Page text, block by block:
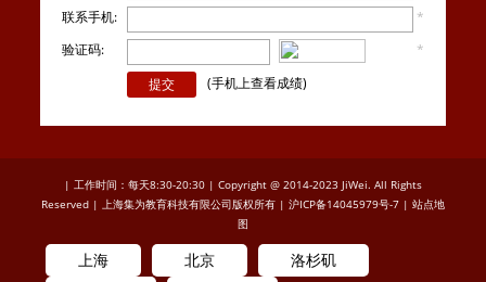
联系手机:
*
验证码:
清楚？
*
(手机上查看成绩)
| 工作时间：每天8:30-20:30 | Copyright @ 2014-2023 JiWei. All Rights
Reserved | 上海集为教育科技有限公司版权所有 | 沪ICP备14045979号-7 | 站点地
图
上海 北京
洛杉矶